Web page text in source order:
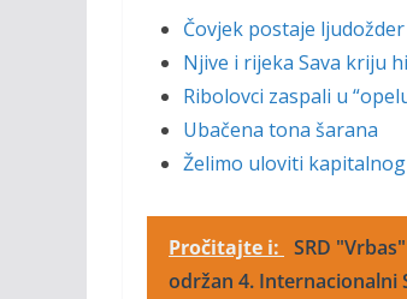
Čovjek postaje ljudožder
Njive i rijeka Sava kriju
Ribolovci zaspali u
Ubačena tona šarana
Želimo uloviti
Pročitajte i: SRD
održan 4. Internacionalni